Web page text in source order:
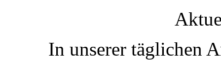
In unserer täglichen